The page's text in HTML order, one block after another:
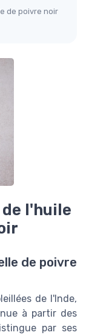
de poivre noir
l'huile
de poivre
de l'Inde,
à partir des
par ses